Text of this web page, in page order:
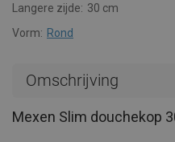
Langere zijde: 30 cm
Vorm: Rond
Omschrijving
Mexen Slim douchekop